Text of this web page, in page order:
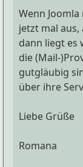
Wenn
jetzt mal
dann liegt es
die (Mail-
gutgläubig
über ihre
Liebe Grüße
Romana